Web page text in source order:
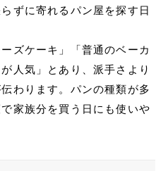
ずに寄れるパン屋を探す日
ズケーキ」「普通のベーカ
人気」とあり、派手さより
わります。パンの種類が多
家族分を買う日にも使いや